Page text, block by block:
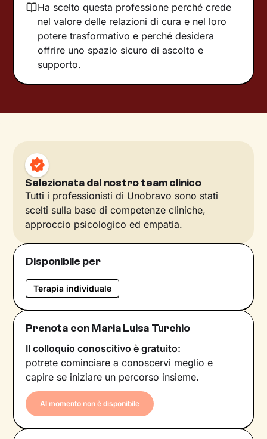
Ha scelto questa professione perché crede
nel valore delle relazioni di cura e nel loro
potere trasformativo e perché desidera
offrire uno spazio sicuro di ascolto e
supporto.
Selezionata dal nostro team clinico
Tutti i professionisti di Unobravo sono stati
scelti sulla base di competenze cliniche,
approccio psicologico ed empatia.
Disponibile per
Terapia individuale
Prenota con Maria Luisa Turchio
Il colloquio conoscitivo è gratuito:
potrete cominciare a conoscervi meglio e
capire se iniziare un percorso insieme.
Al momento non è disponibile